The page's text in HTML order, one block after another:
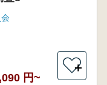
円~
＋